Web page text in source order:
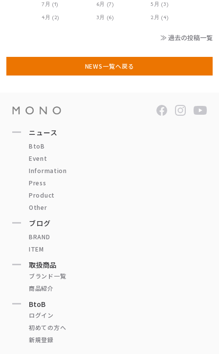
7月 (1)
6月 (7)
5月 (3)
4月 (2)
3月 (6) 2月 (4)
≫ 過去の投稿一覧
NEWS一覧へ戻る
ニュース
BtoB
Event
Information
Press
Product
Other
ブログ
BRAND
ITEM
取扱商品
ブランド一覧
商品紹介
BtoB
ログイン
初めての方へ
新規登録